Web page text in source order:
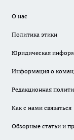
О нас
Политика этики
Юридическая
Информация о
Редакционная
Как с нами связаться
Обзорные статьи и